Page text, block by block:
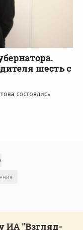
шесть с
состоялись
ИА "Взгляд-